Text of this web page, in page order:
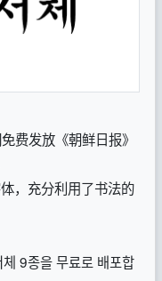
费发放《朝鲜日报》
，充分利用了书法的
9종을 무료로 배포합